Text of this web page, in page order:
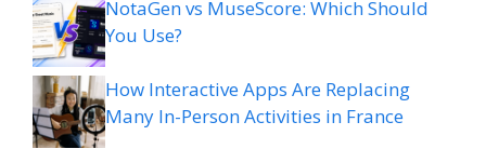
NotaGen vs MuseScore: Which Should
You Use?
How Interactive Apps Are Replacing
Many In-Person Activities in France